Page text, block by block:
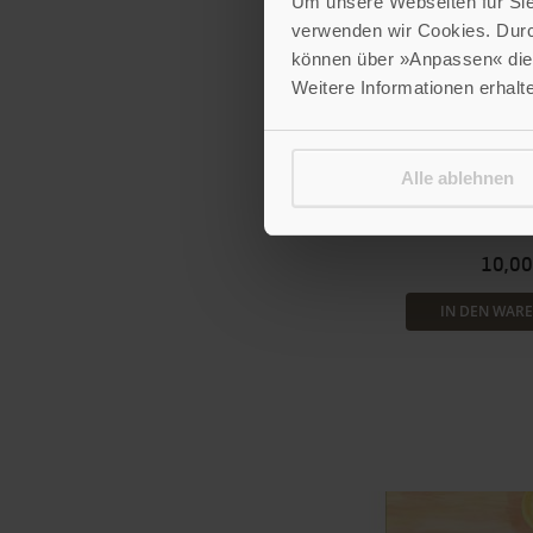
verwenden wir Cookies.
können über »Anpassen«
Weitere Informationen
Alle ablehnen
Schenk dir
33 kleine
IN DEN